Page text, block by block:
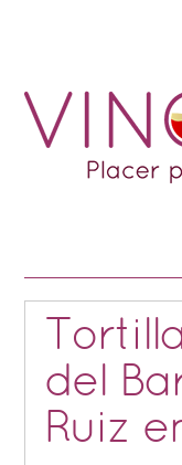
del
Ruiz